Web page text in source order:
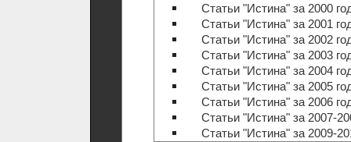
Статьи "Истина" за 2000
Статьи "Истина" за 2001
Статьи "Истина" за 2002
Статьи "Истина" за 2003
Статьи "Истина" за 2004
Статьи "Истина" за 2005
Статьи "Истина" за 2006
Статьи "Истина" за 2007-
Статьи "Истина" за 2009-